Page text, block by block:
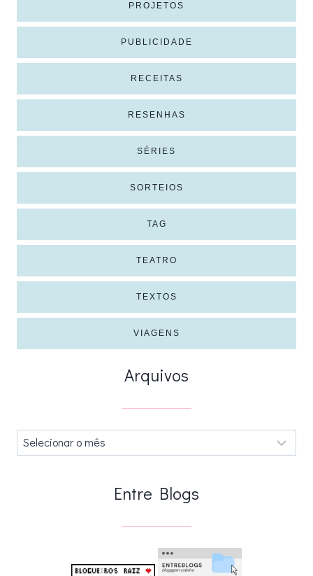
PROJETOS
PUBLICIDADE
RECEITAS
RESENHAS
SÉRIES
SORTEIOS
TAG
TEATRO
TEXTOS
VIAGENS
Arquivos
Arquivos
Entre Blogs